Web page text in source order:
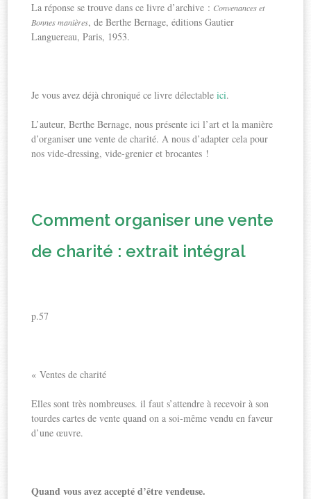
La réponse se trouve dans ce livre d’archive : Convenances et
Bonnes manières, de Berthe Bernage, éditions Gautier
Languereau, Paris, 1953.
Je vous avez déjà chroniqué ce livre délectableici.
L’auteur, Berthe Bernage, nous présente ici l’art et la manière
d’organiser une vente de charité. A nous d’adapter cela pour
nos vide-dressing, vide-grenier et brocantes !
Comment organiser une vente
de charité : extrait intégral
p.57
« Ventes de charité
Elles sont très nombreuses. il faut s’attendre à recevoir à son
tourdes cartes de vente quand on a soi-même vendu en faveur
d’une œuvre.
Quand vous avez accepté d’être vendeuse.